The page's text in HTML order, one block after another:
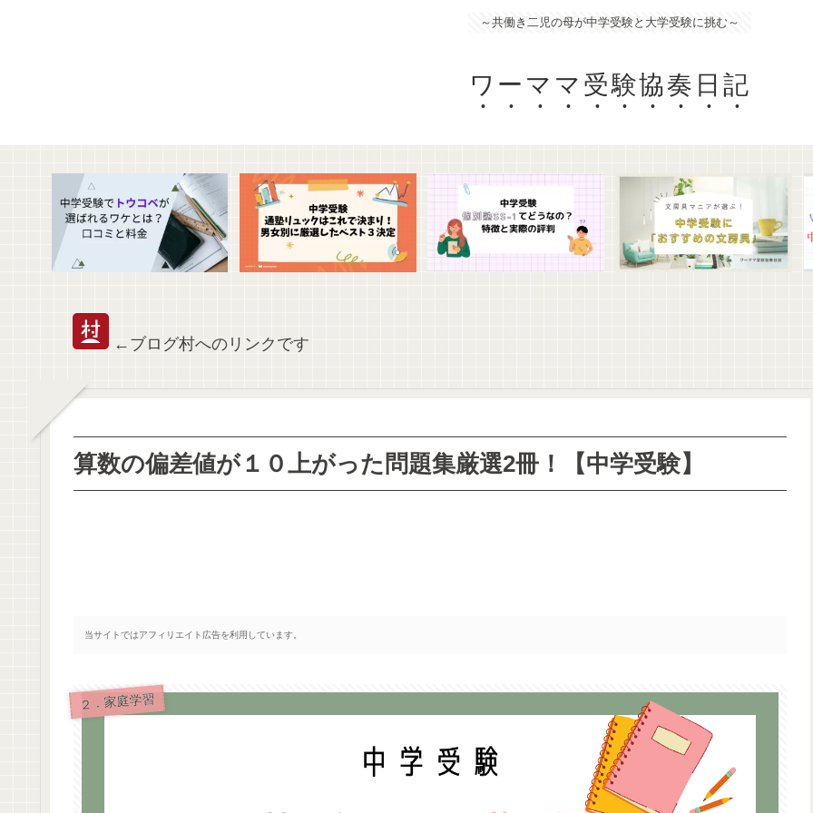
～共働き二児の母が中学受験と大学受験に挑む～
ワーママ受験協奏日記
←ブログ村へのリンクです
算数の偏差値が１０上がった問題集厳選2冊！【中学受験】
当サイトではアフィリエイト広告を利用しています。
２．家庭学習